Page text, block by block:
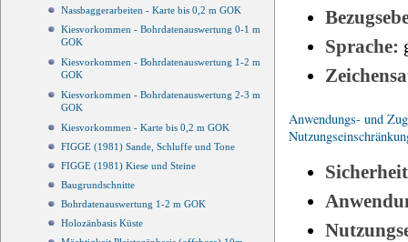
Nassbaggerarbeiten - Karte bis 0,2 m GOK
Kiesvorkommen - Bohrdatenauswertung 0-1 m
GOK
Kiesvorkommen - Bohrdatenauswertung 1-2 m
GOK
Kiesvorkommen - Bohrdatenauswertung 2-3 m
GOK
Kiesvorkommen - Karte bis 0,2 m GOK
FIGGE (1981) Sande, Schluffe und Tone
FIGGE (1981) Kiese und Steine
Baugrundschnitte
Bohrdatenauswertung 1-2 m GOK
Holozänbasis Küste
Sprache:
Anwendungs- und